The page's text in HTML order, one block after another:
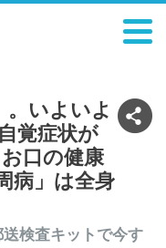
。いよいよ
覚症状が
口の健康
病」は全身
検査キットで今す